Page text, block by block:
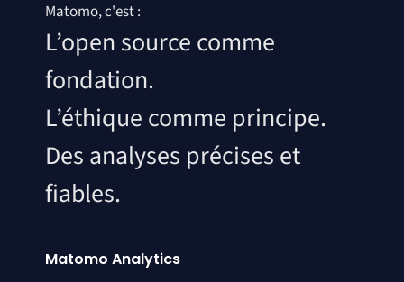
Matomo, c'est :
L’open source comme
fondation.
L’éthique comme principe.
Des analyses précises et
fiables.
Matomo Analytics